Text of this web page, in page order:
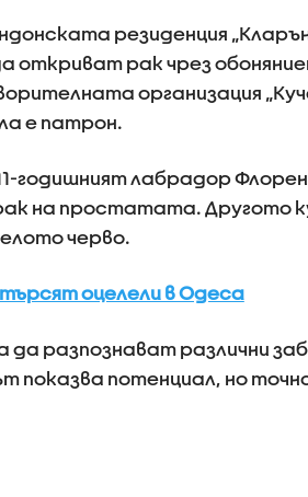
резиденция
откриват рак чрез
организация
е патрон.
годишният лабрадор Флорен
на простатата. Другото
черво.
оцелели в Одеса
разпознават различни
показва потенциал, но